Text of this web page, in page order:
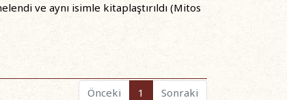
ve aynı isimle kitaplaştırıldı (Mitos
Önceki
1 Sonraki